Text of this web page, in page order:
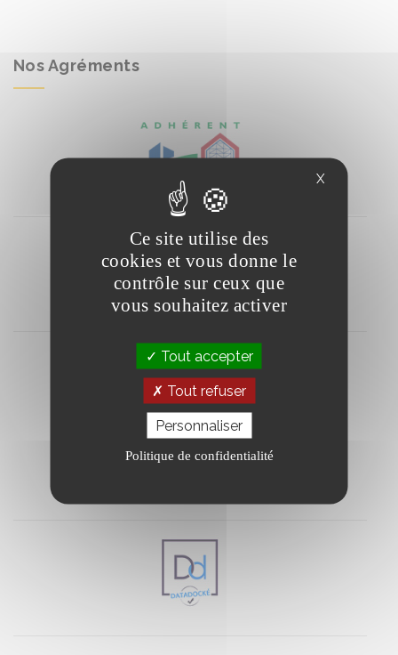
Nos Agréments
X
Ce site utilise des
cookies et vous donne le
contrôle sur ceux que
vous souhaitez activer
Tout accepter
Tout refuser
Personnaliser
Politique de confidentialité